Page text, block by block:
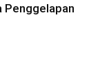
Penggelapan